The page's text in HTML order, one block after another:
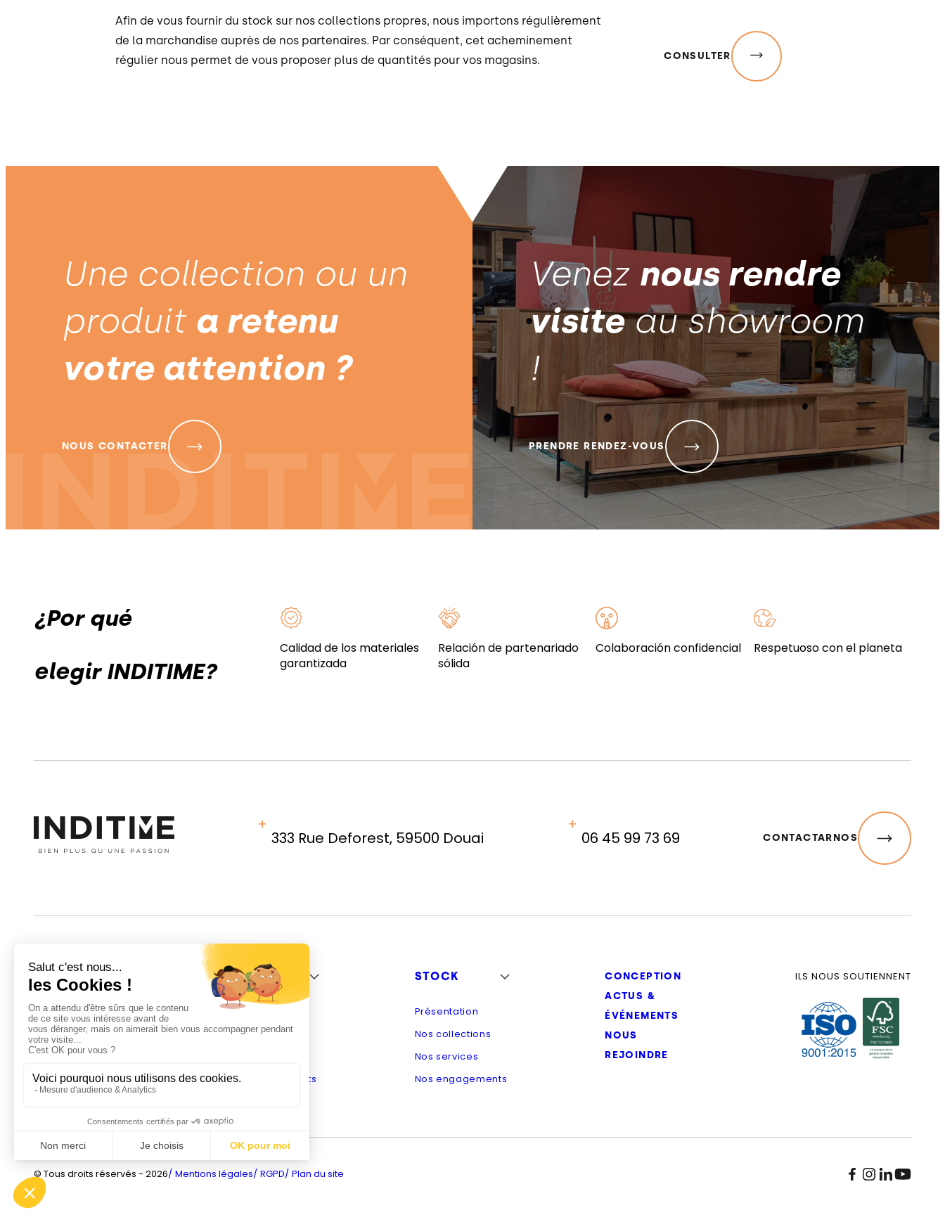
Afin de vous fournir du stock sur nos collections propres, nous importons régulièrement
de la marchandise auprès de nos partenaires. Par conséquent, cet acheminement
régulier nous permet de vous proposer plus de quantités pour vos magasins.
CONSULTER
Une collection ou un
produit a retenu
votre attention ?
NOUS CONTACTER
Venez nous rendre
visiteau showroom
!
PRENDRE RENDEZ-VOUS
¿Por qué
elegir INDITIME?
Calidad de los materiales
garantizada
Relación de partenariado
sólida
Colaboración confidencial Respetuoso con el planeta
333 Rue Deforest, 59500 Douai 06 45 99 73 69 CONTACTARNOS
INDITIME
Notre histoire
Nos savoir-faire
Nos valeurs
L'équipe
IMPORT
Présentation
Nos collections
Nos engagements
STOCK
Présentation
Nos collections
Nos services
Nos engagements
CONCEPTION
ACTUS &
ÉVÉNEMENTS
NOUS
REJOINDRE
ILS NOUS SOUTIENNENT
© Tous droits réservés - 2026 Mentions légales RGPD Plan du site